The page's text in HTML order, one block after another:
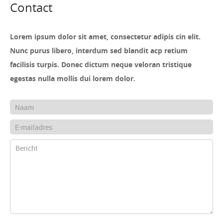
Contact
Lorem ipsum dolor sit amet, consectetur adipis cin elit.
Nunc purus libero, interdum sed blandit acp retium
facilisis turpis. Donec dictum neque veloran tristique
egestas nulla mollis dui lorem dolor.